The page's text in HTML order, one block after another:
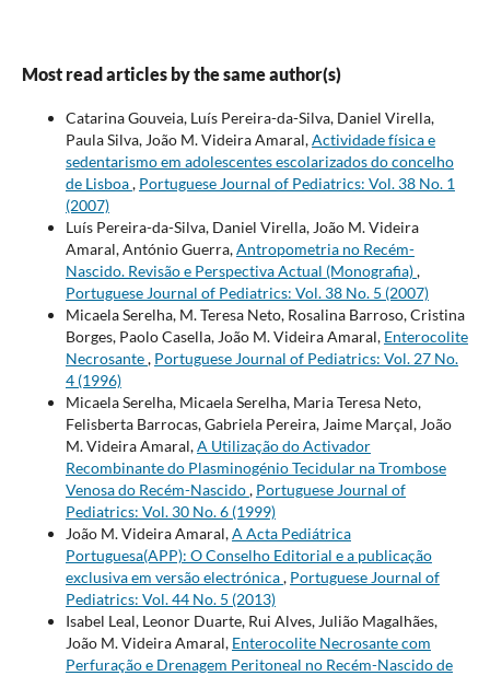
Most read articles by the same author(s)
Catarina Gouveia, Luís Pereira-da-Silva, Daniel Virella,
Paula Silva, João M. Videira Amaral,Actividade física e
sedentarismo em adolescentes escolarizados do concelho
de Lisboa, Portuguese Journal of Pediatrics: Vol. 38 No. 1
(2007)
Luís Pereira-da-Silva, Daniel Virella, João M. Videira
Amaral, António Guerra,Antropometria no Recém-
Nascido. Revisão e Perspectiva Actual (Monografia),
Portuguese Journal of Pediatrics: Vol. 38 No. 5 (2007)
Micaela Serelha, M. Teresa Neto, Rosalina Barroso, Cristina
Borges, Paolo Casella, João M. Videira Amaral, Enterocolite
Necrosante, Portuguese Journal of Pediatrics: Vol. 27 No.
4 (1996)
Micaela Serelha, Micaela Serelha, Maria Teresa Neto,
Felisberta Barrocas, Gabriela Pereira, Jaime Marçal, João
M. Videira Amaral,A Utilização do Activador
Recombinante do Plasminogénio Tecidular na Trombose
Venosa do Recém-Nascido, Portuguese Journal of
Pediatrics: Vol. 30 No. 6 (1999)
João M. Videira Amaral,A Acta Pediátrica
Portuguesa(APP): O Conselho Editorial e a publicação
exclusiva em versão electrónica, Portuguese Journal of
Pediatrics: Vol. 44 No. 5 (2013)
Isabel Leal, Leonor Duarte, Rui Alves, Julião Magalhães,
João M. Videira Amaral, Enterocolite Necrosante com
Perfuração e Drenagem Peritoneal no Recém-Nascido de